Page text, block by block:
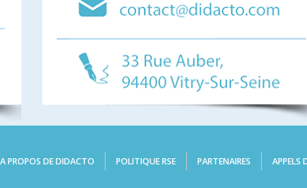
A PROPOS DE DIDACTO POLITIQUE RSE PARTENAIRES APPELS